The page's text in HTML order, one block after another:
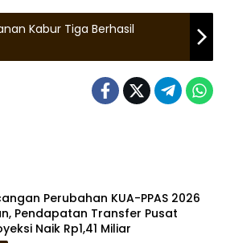
Kabur Tiga Berhasil
Perubahan KUA-PPAS 2026
Pendapatan Transfer Pusat
Naik Rp1,41 Miliar